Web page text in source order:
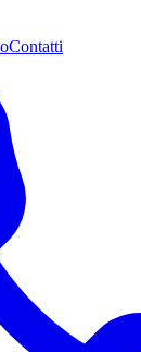
Contatti